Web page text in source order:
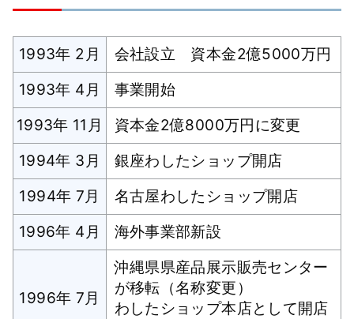
1993年 2月
会社設立 資本金2億5000万円
1993年 4月
事業開始
1993年 11月
資本金2億8000万円に変更
1994年 3月
銀座わしたショップ開店
1994年 7月
名古屋わしたショップ開店
1996年 4月
海外事業部新設
1996年 7月
沖縄県県産品展示販売センター
が移転（名称変更）
わしたショップ本店として開店